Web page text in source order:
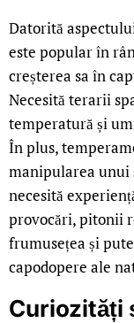
Datorită
este popular în
creșterea sa în
Necesită terarii
temperatură și
În plus,
manipularea unui
necesită
provocări, pitonii
frumusețea și
capodopere ale
Curiozități